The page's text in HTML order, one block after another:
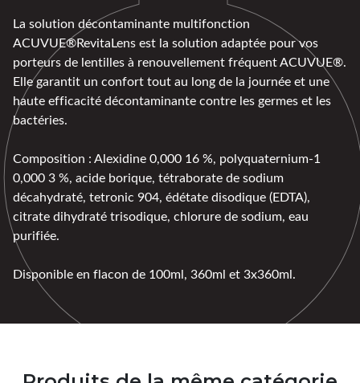
La solution décontaminante multifonction
ACUVUE®RevitaLens est la solution adaptée pour vos
porteurs de lentilles à renouvellement fréquent ACUVUE®.
Elle garantit un confort tout au long de la journée et une
haute efficacité décontaminante contre les germes et les
bactéries.
Composition : Alexidine 0,000 16 %, polyquaternium-1
0,000 3 %, acide borique, tétraborate de sodium
décahydraté, tetronic 904, édétate disodique (EDTA),
citrate dihydraté trisodique, chlorure de sodium, eau
purifiée.
Disponible en flacon de 100ml, 360ml et 3x360ml.